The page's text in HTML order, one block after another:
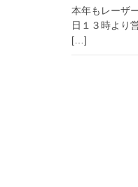
本年もレーザ
日１３時より
[…]